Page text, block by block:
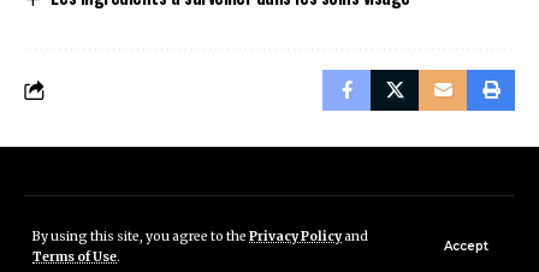
By using this site, you agree to the Privacy Policyand
Terms of Use.
Accept
©Copyright - Avis-clients.fr - Tous droits réservés
Mentions légales Données personnelles